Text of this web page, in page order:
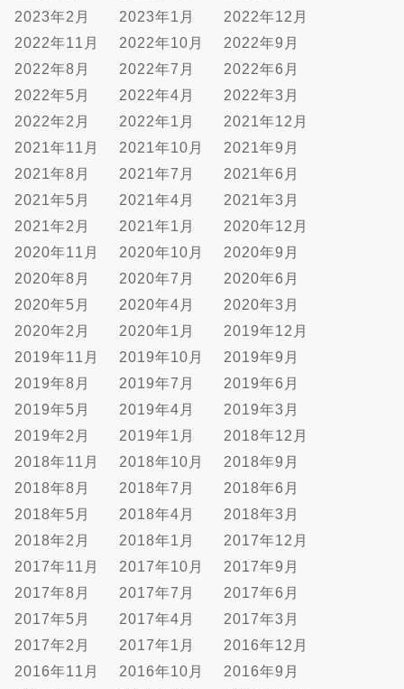
2023年2月
2023年1月
2022年12月
2022年11月
2022年10月
2022年9月
2022年8月
2022年7月
2022年6月
2022年5月
2022年4月
2022年3月
2022年2月
2022年1月
2021年12月
2021年11月
2021年10月
2021年9月
2021年8月
2021年7月
2021年6月
2021年5月
2021年4月
2021年3月
2021年2月
2021年1月
2020年12月
2020年11月
2020年10月
2020年9月
2020年8月
2020年7月
2020年6月
2020年5月
2020年4月
2020年3月
2020年2月
2020年1月
2019年12月
2019年11月
2019年10月
2019年9月
2019年8月
2019年7月
2019年6月
2019年5月
2019年4月
2019年3月
2019年2月
2019年1月
2018年12月
2018年11月
2018年10月
2018年9月
2018年8月
2018年7月
2018年6月
2018年5月
2018年4月
2018年3月
2018年2月
2018年1月
2017年12月
2017年11月
2017年10月
2017年9月
2017年8月
2017年7月
2017年6月
2017年5月
2017年4月
2017年3月
2017年2月
2017年1月
2016年12月
2016年11月
2016年10月
2016年9月